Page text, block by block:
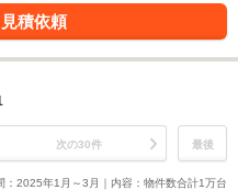
積依頼
次の30件
最後
2025年1月～3月｜内容：物件数合計1万台